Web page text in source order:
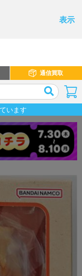
表示
通信買取
います